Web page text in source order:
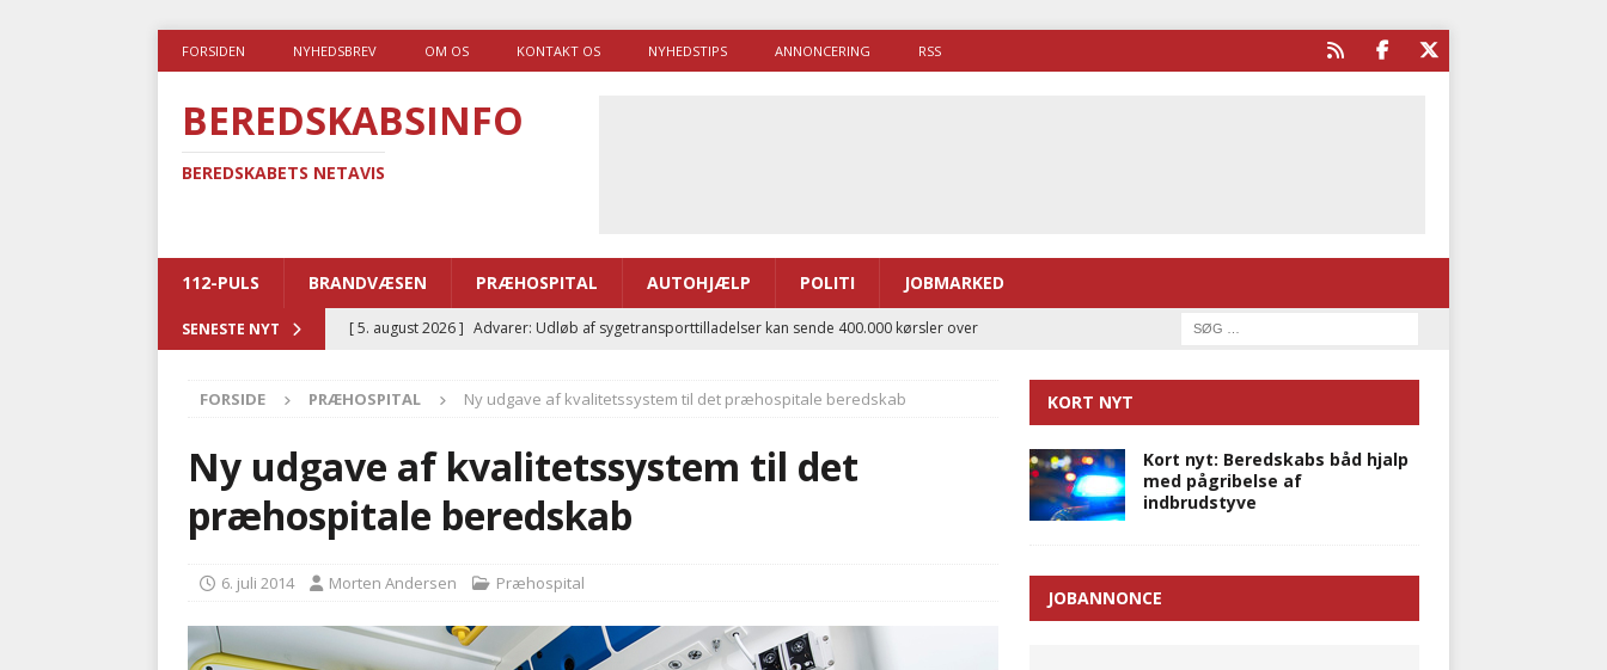
FORSIDEN NYHEDSBREV OM OS KONTAKT OS NYHEDSTIPS ANNONCERING RSS
BEREDSKABSINFO
BEREDSKABETS NETAVIS
112-PULS BRANDVÆSEN PRÆHOSPITAL AUTOHJÆLP POLITI JOBMARKED
SENESTE NYT [ 5. august 2026 ] Advarer: Udløb af sygetransporttilladelser kan sende 400.000 kørsler over
[ 5. august 2026 ] Ny ambulance og el-sygetransportvogn til Samsø
PRÆHOSPITAL
[ 4. august 2026 ]
Brandvæsenerne brugte lidt længere tid på at komme af sted i 2025
[ 4. august 2026 ] Ny treårig politiuddannelse skal ruste betjentene til mere kompleks
POLITI
BRANDVÆSEN
FORSIDE PRÆHOSPITAL Ny udgave af kvalitetssystem til det præhospitale beredskab
Ny udgave af kvalitetssystem til det
præhospitale beredskab
6. juli 2014 Morten Andersen Præhospital
KORT NYT
Kort nyt: Beredskabs båd hjalp
med pågribelse af
indbrudstyve
JOBANNONCE